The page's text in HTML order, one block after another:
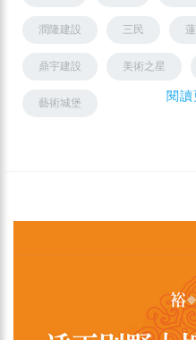
潤隆建設 三民
鼎宇建設 美術之星
藝術城堡 閱讀